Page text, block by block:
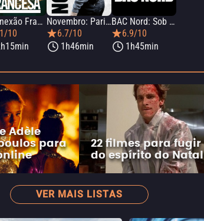
A Conexão Francesa
10
Novembro: Paris Atacado
6.7/10
1h46min
BAC Nord: Sob Pressão
6.9/10
1h45min
Adèle
para 22 filmes para fugir
do espírito do Natal
VER MAIS LISTAS